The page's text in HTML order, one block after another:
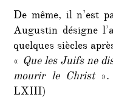
De même, il n’est
Augustin désigne
quelques siècles
«‎ Que les Juifs ne
mourir le Christ».
LXIII)